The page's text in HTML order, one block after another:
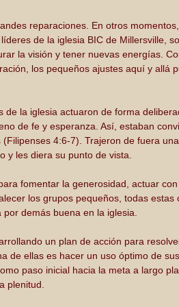
reparaciones. En otros
de la iglesia BIC de Millersville,
la visión y tener nuevas energías.
los pequeños ajustes aquí y allá
de la iglesia actuaron de forma
de fe y esperanza. Así, estaban
4:6-7). Trajeron de fuera
y les diera su punto de vista.
fomentar la generosidad, actuar
los grupos pequeños, todas estas
demás buena en la iglesia.
un plan de acción para
de ellas es hacer un uso óptimo de
paso inicial hacia la meta a largo
plenitud.